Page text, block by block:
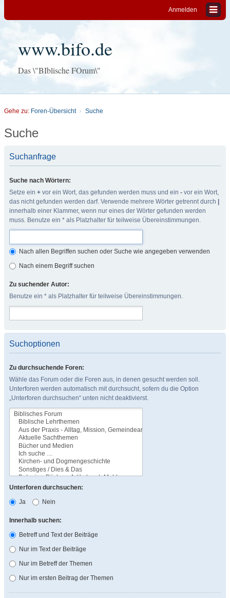
Anmelden
www.bifo.de
Das \"BIblische FOrum\"
Gehe zu: Foren-Übersicht Suche
Suche
Suchanfrage
Suche nach Wörtern:
Setze ein + vor ein Wort, das gefunden werden muss und ein - vor ein Wort,
das nicht gefunden werden darf. Verwende mehrere Wörter getrennt durch
innerhalb einer Klammer, wenn nur eines der Wörter gefunden werden
muss. Benutze ein * als Platzhalter für teilweise Übereinstimmungen.
Nach allen Begriffen suchen oder Suche wie angegeben verwenden
Nach einem Begriff suchen
Zu suchender Autor:
Benutze ein * als Platzhalter für teilweise Übereinstimmungen.
Suchoptionen
Zu durchsuchende Foren:
Wähle das Forum oder die Foren aus, in denen gesucht werden soll.
Unterforen werden automatisch mit durchsucht, sofern du die Option
„Unterforen durchsuchen“ unten nicht deaktivierst.
Unterforen durchsuchen:
Ja
Nein
Innerhalb suchen:
Betreff und Text der Beiträge
Nur im Text der Beiträge
Nur im Betreff der Themen
Nur im ersten Beitrag der Themen